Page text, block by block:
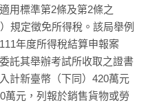
用標準第2條及第2條之
規定徵免所得稅。該局舉例
年度所得稅結算申報案
託其舉辦考試所收取之證書
計新臺幣（下同）420萬元
萬元，列報於銷售貨物或勞